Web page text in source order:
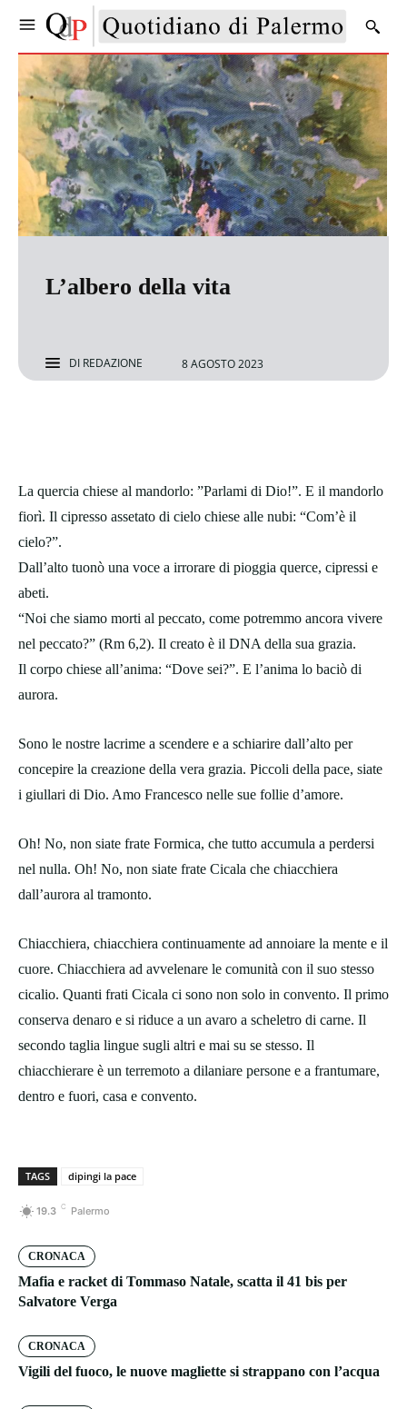
L’albero della vita
DI REDAZIONE 8 AGOSTO 2023
La quercia chiese al mandorlo: ”Parlami di Dio!”. E il mandorlo
fiorì. Il cipresso assetato di cielo chiese alle nubi: “Com’è il
cielo?”.
Dall’alto tuonò una voce a irrorare di pioggia querce, cipressi e
abeti.
“Noi che siamo morti al peccato, come potremmo ancora vivere
nel peccato?” (Rm 6,2). Il creato è il DNA della sua grazia.
Il corpo chiese all’anima: “Dove sei?”. E l’anima lo baciò di
aurora.
Sono le nostre lacrime a scendere e a schiarire dall’alto per
concepire la creazione della vera grazia. Piccoli della pace, siate
i giullari di Dio. Amo Francesco nelle sue follie d’amore.
Oh! No, non siate frate Formica, che tutto accumula a perdersi
nel nulla. Oh! No, non siate frate Cicala che chiacchiera
dall’aurora al tramonto.
Chiacchiera, chiacchiera continuamente ad annoiare la mente e il
cuore. Chiacchiera ad avvelenare le comunità con il suo stesso
cicalio. Quanti frati Cicala ci sono non solo in convento. Il primo
conserva denaro e si riduce a un avaro a scheletro di carne. Il
secondo taglia lingue sugli altri e mai su se stesso. Il
chiacchierare è un terremoto a dilaniare persone e a frantumare,
dentro e fuori, casa e convento.
TAGS dipingi la pace
19.3 C Palermo
CRONACA
Mafia e racket di Tommaso Natale, scatta il 41 bis per
Salvatore Verga
CRONACA
Vigili del fuoco, le nuove magliette si strappano con l’acqua